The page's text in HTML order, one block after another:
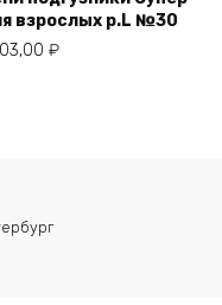
взрослых р.L №30
₽